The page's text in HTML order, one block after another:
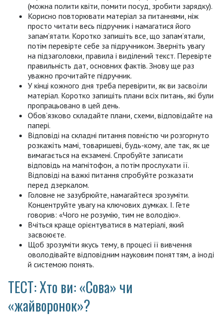
(можна полити квіти, помити посуд, зробити зарядку).
Корисно повторювати матеріал за питаннями, ніж
просто читати весь підручник і намагатися його
запам’ятати. Коротко запишіть все, що запам’ятали,
потім перевірте себе за підручником. Зверніть увагу
на підзаголовки, правила і виділений текст. Перевірте
правильність дат, основних фактів. Знову ще раз
уважно прочитайте підручник.
У кінці кожного дня треба перевірити, як ви засвоїли
матеріал. Коротко запишіть плани всіх питань, які були
пропрацьовано в цей день.
Обов’язково складайте плани, схеми, відповідайте на
папері.
Відповіді на складні питання повністю чи розгорнуто
розкажіть мамі, товаришеві, будь-кому, але так, як це
вимагається на екзамені. Спробуйте записати
відповідь на магнітофон, а потім прослухати її.
Відповіді на важкі питання спробуйте розказати
перед дзеркалом.
Головне не зазубрюйте, намагайтеся зрозуміти.
Концентруйте увагу на ключових думках. І. Гете
говорив: «Чого не розумію, тим не володію».
Вчіться краще орієнтуватися в матеріалі, який
засвоюєте.
Щоб зрозуміти якусь тему, в процесі її вивчення
оволодівайте відповідним науковим поняттям, а іноді
й системою понять.
ТЕСТ: Хто ви: «Сова» чи
«жайворонок»?